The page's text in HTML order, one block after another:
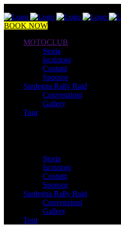
BOOK NOW
MOTOCLUB
Storia
Iscrizioni
Contatti
Sponsor
Sardegna Rally Raid
Convenzioni
Gallery
Tour
Storia
Iscrizioni
Contatti
Sponsor
Sardegna Rally Raid
Convenzioni
Gallery
Tour